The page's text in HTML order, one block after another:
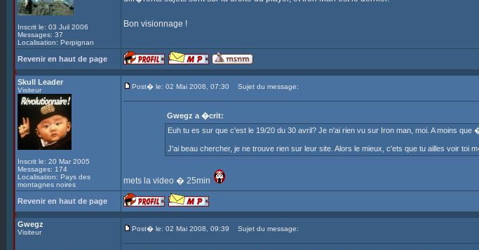
Inscrit le: 03 Juil 2006
Messages: 37
Localisation: Perpignan
Bon visionnage !
Revenir en haut de page
Skull Leader
Visiteur
Inscrit le: 20 Mar 2005
Messages: 174
Localisation: Pays des
montagnes noires
Post� le: 02 Mai 2008, 07:30 Sujet du message:
Gwegz a �crit:
Euh tu es sur que c'est le 19/20 du 30 avril? Je n'ai rien vu sur Iron man, moi. A moins
J'ai beau chercher, je ne trouve rien sur leur site. Alors le mieux, c'ets que tu ailles voir toi
mets la video � 25min
Revenir en haut de page
Gwegz
Visiteur Post� le: 02 Mai 2008, 09:39 Sujet du message: